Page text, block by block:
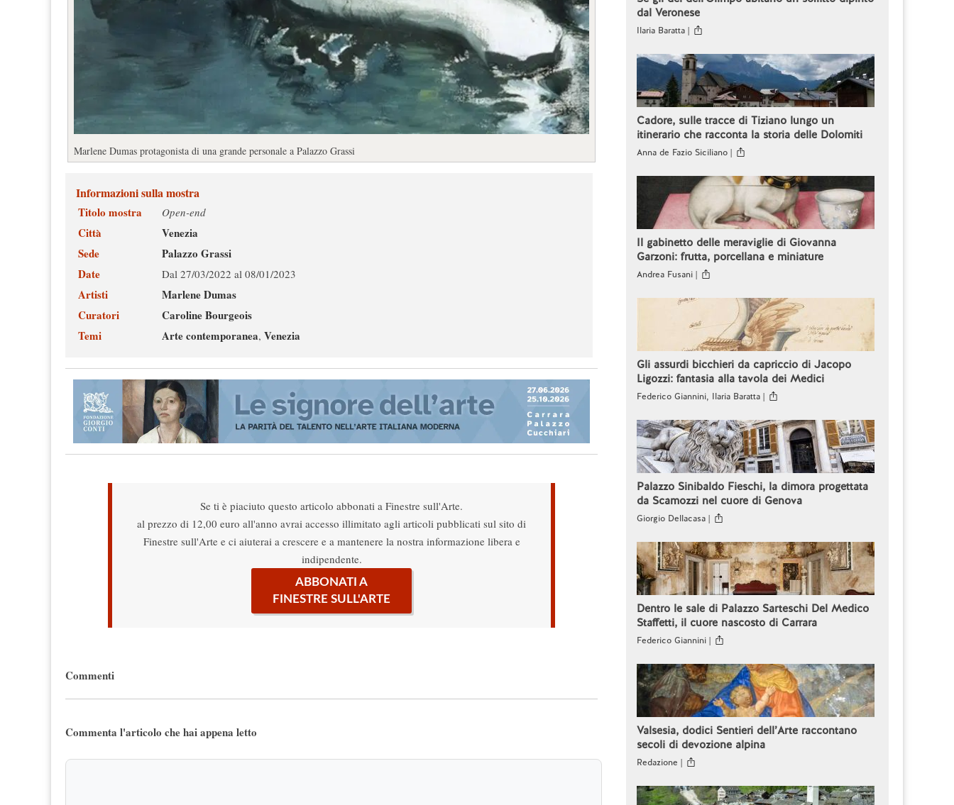
Marlene Dumas protagonista di una grande personale a Palazzo Grassi
Informazioni sulla mostra
Titolo mostra Open-end
Città
Venezia
Sede
Palazzo Grassi
Date
Dal 27/03/2022 al 08/01/2023
Artisti
Marlene Dumas
Curatori
Caroline Bourgeois
Temi
Arte contemporanea, Venezia
Se ti è piaciuto questo articolo abbonati a Finestre sull'Arte.
al prezzo di 12,00 euro all'anno avrai accesso illimitato agli articoli pubblicati sul sito di
Finestre sull'Arte e ci aiuterai a crescere e a mantenere la nostra informazione libera e
indipendente.
ABBONATI A
FINESTRE SULL'ARTE
Commenti
Commenta l'articolo che hai appena letto
dal Veronese
Ilaria Baratta |
Cadore, sulle tracce di Tiziano lungo un
itinerario che racconta la storia delle Dolomiti
Anna de Fazio Siciliano |
Il gabinetto delle meraviglie di Giovanna
Garzoni: frutta, porcellana e miniature
Andrea Fusani |
Gli assurdi bicchieri da capriccio di Jacopo
Ligozzi: fantasia alla tavola dei Medici
Federico Giannini, Ilaria Baratta |
Palazzo Sinibaldo Fieschi, la dimora progettata
da Scamozzi nel cuore di Genova
Giorgio Dellacasa |
Dentro le sale di Palazzo Sarteschi Del Medico
Staffetti, il cuore nascosto di Carrara
Federico Giannini |
Valsesia, dodici Sentieri dell’Arte raccontano
secoli di devozione alpina
Redazione |